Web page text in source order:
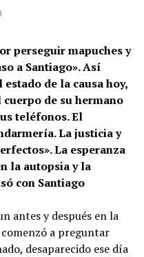
perseguir mapuches y
a Santiago». Así
de la causa hoy,
de su hermano
teléfonos. El
La justicia y
La esperanza
la autopsia y la
con Santiago
antes y después en la
a preguntar
desaparecido ese día